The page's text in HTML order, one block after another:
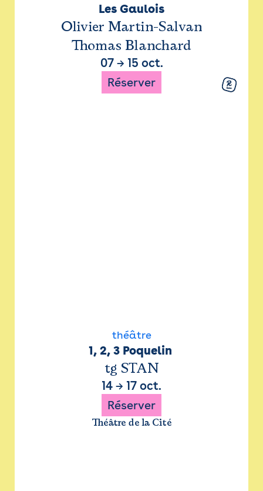
Les Gaulois
Olivier Martin-Salvan
Thomas Blanchard
07→ 15 oct.
Réserver
théâtre
1, 2, 3 Poquelin
tg STAN
14 → 17 oct.
Réserver
Théâtre de la Cité